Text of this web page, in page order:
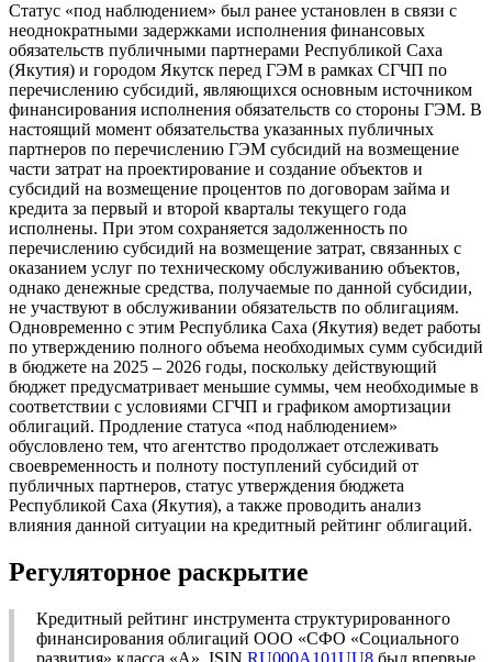
Статус «под наблюдением» был ранее установлен в связи с
неоднократными задержками исполнения финансовых
обязательств публичными партнерами Республикой Саха
(Якутия) и городом Якутск перед ГЭМ в рамках СГЧП по
перечислению субсидий, являющихся основным источником
финансирования исполнения обязательств со стороны ГЭМ. В
настоящий момент обязательства указанных публичных
партнеров по перечислению ГЭМ субсидий на возмещение
части затрат на проектирование и создание объектов и
субсидий на возмещение процентов по договорам займа и
кредита за первый и второй кварталы текущего года
исполнены. При этом сохраняется задолженность по
перечислению субсидий на возмещение затрат, связанных с
оказанием услуг по техническому обслуживанию объектов,
однако денежные средства, получаемые по данной субсидии,
не участвуют в обслуживании обязательств по облигациям.
Одновременно с этим Республика Саха (Якутия) ведет работы
по утверждению полного объема необходимых сумм субсидий
в бюджете на 2025 – 2026 годы, поскольку действующий
бюджет предусматривает меньшие суммы, чем необходимые в
соответствии с условиями СГЧП и графиком амортизации
облигаций. Продление статуса «под наблюдением»
обусловлено тем, что агентство продолжает отслеживать
своевременность и полноту поступлений субсидий от
публичных партнеров, статус утверждения бюджета
Республикой Саха (Якутия), а также проводить анализ
влияния данной ситуации на кредитный рейтинг облигаций.
Регуляторное раскрытие
Кредитный рейтинг инструмента структурированного
финансирования облигаций ООО «СФО «Социального
развития» класса «А», ISIN RU000A101UU8 был впервые